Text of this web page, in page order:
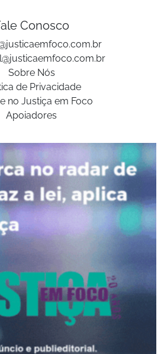
Conosco
Sobre Nós
de Privacidade
no Justiça em Foco
Apoiadores